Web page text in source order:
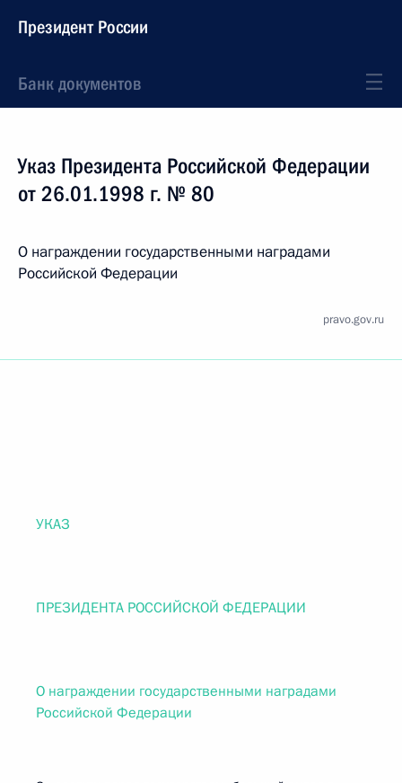
Президент России
Банк документов
Указ Президента Российской Федерации
от 26.01.1998 г. № 80
О награждении государственными наградами
Российской Федерации
pravo.gov.ru
УКАЗ
ПРЕЗИДЕНТА РОССИЙСКОЙ ФЕДЕРАЦИИ
О награждении государственными наградами
Российской Федерации